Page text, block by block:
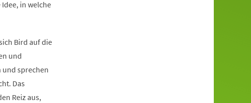
in welche
Bird auf die
und
und sprechen
Das
Reiz aus,